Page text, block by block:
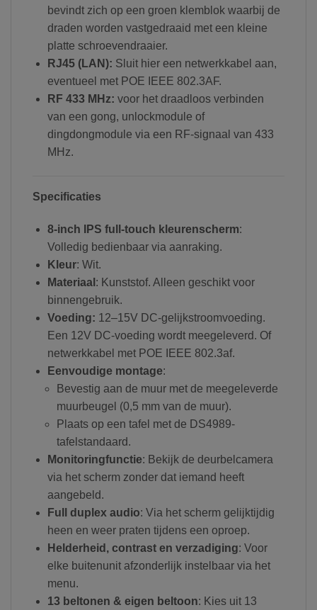
bevindt zich op een groen klemblok waarbij de
draden worden vastgedraaid met een kleine
platte schroevendraaier.
RJ45 (LAN): Sluit hier een netwerkkabel aan,
eventueel met POE IEEE 802.3AF.
RF 433 MHz: voor het draadloos verbinden
van een gong, unlockmodule of
dingdongmodule via een RF-signaal van 433
MHz.
Specificaties
8-inch IPS full-touch kleurenscherm:
Volledig bedienbaar via aanraking.
Kleur: Wit.
Materiaal : Kunststof. Alleen geschikt voor
binnengebruik.
Voeding: 12–15V DC-gelijkstroomvoeding.
Een 12V DC-voeding wordt meegeleverd. Of
netwerkkabel met POE IEEE 802.3af.
Eenvoudige montage:
Bevestig aan de muur met de meegeleverde
muurbeugel (0,5 mm van de muur).
Plaats op een tafel met de DS4989-
tafelstandaard.
Monitoringfunctie: Bekijk de deurbelcamera
via het scherm zonder dat iemand heeft
aangebeld.
Full duplex audio: Via het scherm gelijktijdig
heen en weer praten tijdens een oproep.
Helderheid, contrast en verzadiging: Voor
elke buitenunit afzonderlijk instelbaar via het
menu.
13 beltonen & eigen beltoon: Kies uit 13